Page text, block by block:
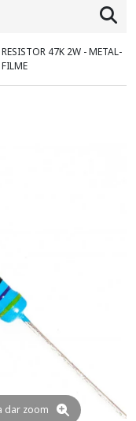
RESISTOR 47K 2W - METAL-
FILME
dar zoom